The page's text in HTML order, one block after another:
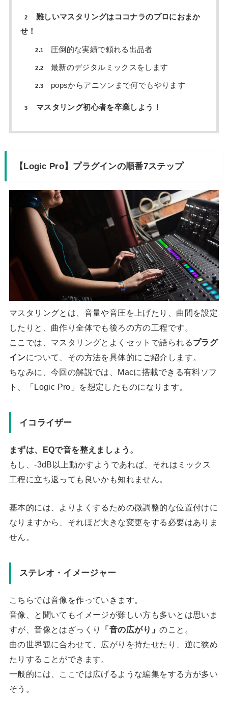
2
難しいマスタリングはココナラのプロにおまか
せ！
2.1 圧倒的な実績で頼れる出品者
2.2 最新のデジタルミックスをします
2.3 popsからアニソンまで何でもやります
3 マスタリング初心者を卒業しよう！
【Logic Pro】プラグインの順番7ステップ
マスタリングとは、音量や音圧を上げたり、曲間を設定
したりと、曲作り全体でも後ろの方の工程です。
ここでは、マスタリングとよくセットで語られるプラグ
インについて、その方法を具体的にご紹介します。
ちなみに、今回の解説では、Macに搭載できる有料ソフ
ト、「Logic Pro」を想定したものになります。
イコライザー
まずは、EQで音を整えましょう。
もし、-3dB以上動かすようであれば、それはミックス
工程に立ち返っても良いかも知れません。
基本的には、よりよくするための微調整的な位置付けに
なりますから、それほど大きな変更をする必要はありま
せん。
ステレオ・イメージャー
こちらでは音像を作っていきます。
音像、と聞いてもイメージが難しい方も多いとは思いま
すが、音像とはざっくり
「音の広がり」のこと。
曲の世界観に合わせて、広がりを持たせたり、逆に狭め
たりすることができます。
一般的には、ここでは広げるような編集をする方が多い
そう。